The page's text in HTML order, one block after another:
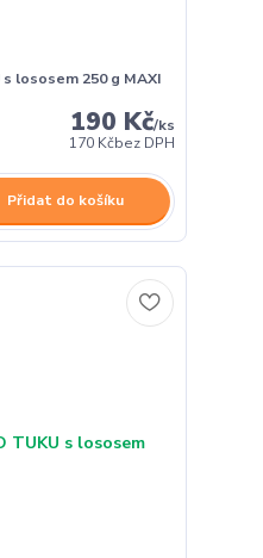
s lososem 250 g MAXI
190 Kč/ks
170 Kčbez DPH
Přidat do košíku